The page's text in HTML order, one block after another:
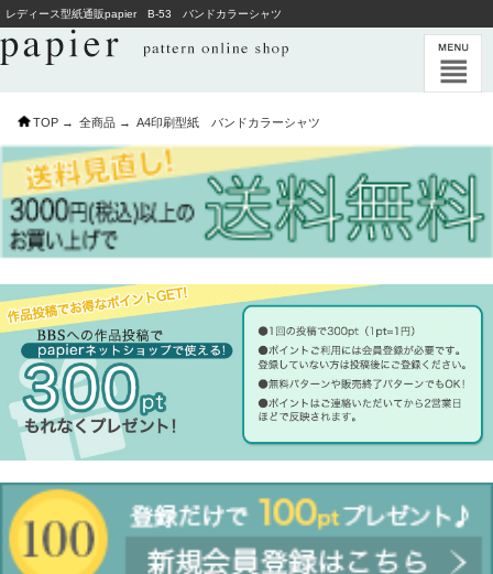
レディース型紙通販papier B-53 バンドカラーシャツ
TOP → 全商品 → A4印刷型紙 バンドカラーシャツ